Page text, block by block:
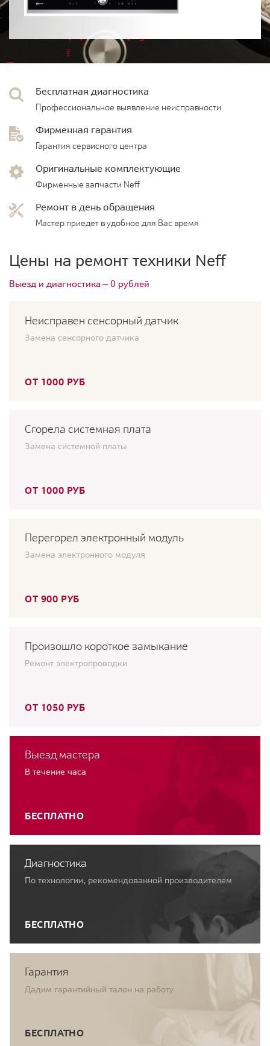
Бесплатная диагностика
Профессиональное выявление неисправности
Фирменная гарантия
Гарантия сервисного центра
Оригинальные комплектующие
Фирменные запчасти Neff
Ремонт в день обращения
Мастер приедет в удобное для Вас время
Цены на ремонт техники Neff
Выезд и диагностика — 0 рублей
Неисправен сенсорный датчик
Замена сенсорного датчика
ОТ 1000 РУБ
Сгорела системная плата
Замена системной платы
ОТ 1000 РУБ
Перегорел электронный модуль
Замена электронного модуля
ОТ 900 РУБ
Произошло короткое замыкание
Ремонт электропроводки
ОТ 1050 РУБ
Выезд мастера
В течение часа
БЕСПЛАТНО
Диагностика
По технологии, рекомендованной производителем
БЕСПЛАТНО
Гарантия
Дадим гарантийный талон на работу
БЕСПЛАТНО